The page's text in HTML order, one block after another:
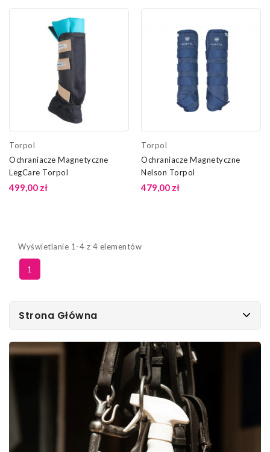
Torpol
Ochraniacze Magnetyczne
LegCare Torpol
499,00 zł
Torpol
Ochraniacze Magnetyczne
Nelson Torpol
479,00 zł
Wyświetlanie 1-4 z 4 elementów
1
Strona Główna